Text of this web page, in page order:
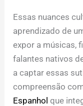
Essas nuances
aprendizado de
expor a músicas,
falantes nativos
a captar essas
compreensão
Espanhol que